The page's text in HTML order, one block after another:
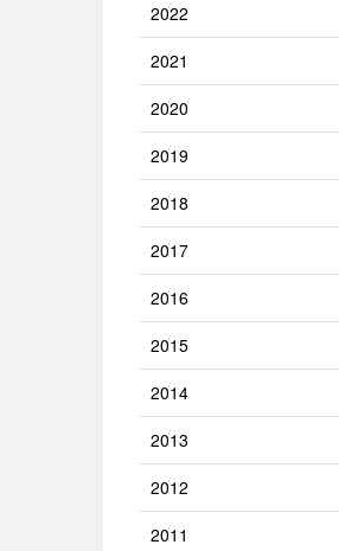
2022
2021
2020
2019
2018
2017
2016
2015
2014
2013
2012
2011